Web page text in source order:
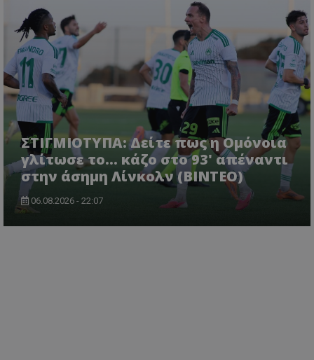
ΣΤΙΓΜΙΟΤΥΠΑ: Δείτε πως η Ομόνοια
γλίτωσε το... κάζο στο 93' απέναντι
στην άσημη Λίνκολν (ΒΙΝΤΕΟ)
06.08.2026 - 22:07